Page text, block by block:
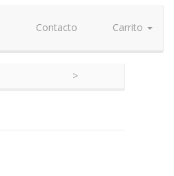
Contacto Carrito